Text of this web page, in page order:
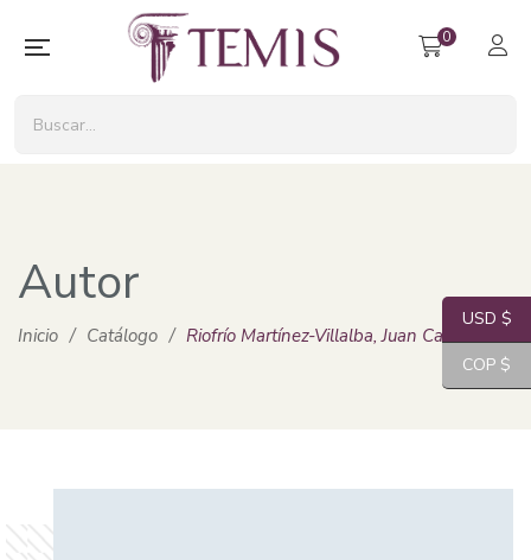
0
Autor
Inicio / Catálogo / Riofrío Martínez-Villalba, Juan Carlos
USD $
COP $